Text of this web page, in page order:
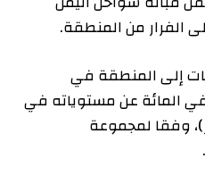
الفرار من المنطقة.
إلى المنطقة في
الأخيرة بنسبة 90 في المائة عن مستوياته في
وفقا لمجموعة